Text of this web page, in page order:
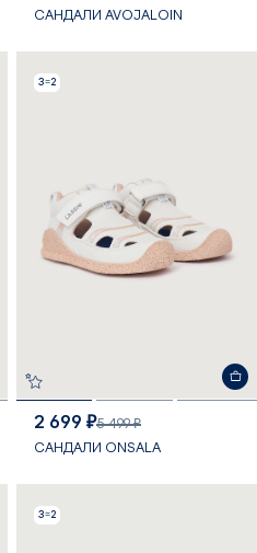
САНДАЛИ AVOJALOIN
3=2
2 699 ₽5 499 ₽
САНДАЛИ ONSALA
3=2